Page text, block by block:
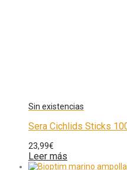
Sera Cichlids Sticks
23,99€
Leer más